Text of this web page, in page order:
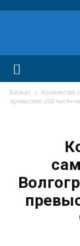
Бизнес
Количество
превысило 200 тысяч